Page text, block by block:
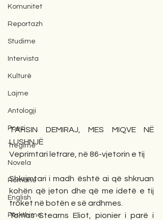
Komunitet
Reportazh
Studime
Intervista
Kulturë
Lajme
Antologji
Poezi
Tregime
Novela
Romane
English
Përkthime
TAHSIN DEMIRAJ, MES MIQVE NË
LUSHNJË
Veprimtari letrare, në 86-vjetorin e tij
Shkrimtari i madh është ai që shkruan
kohën që jeton dhe që me idetë e tij
troket në botën e së ardhmes.
Tomas Stearns Eliot, pionier i parë i